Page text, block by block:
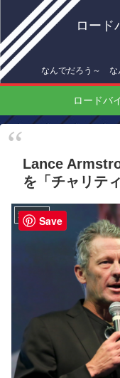
ロード
なんでだろう～ な
ロードバ
Lance
を「チャリテ
海外情報Save